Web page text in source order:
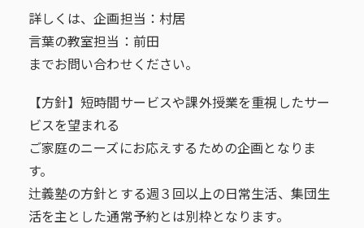
詳しくは、企画担当：村居
言葉の教室担当：前田
までお問い合わせください。
【方針】短時間サービスや課外授業を重視したサー
ビスを望まれる
ご家庭のニーズにお応えするための企画となりま
す。
辻義塾の方針とする週３回以上の日常生活、集団生
活を主とした通常予約とは別枠となります。